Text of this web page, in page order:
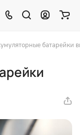
батарейки